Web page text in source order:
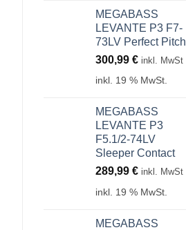
MEGABASS
LEVANTE P3 F7-
73LV Perfect Pitch
300,99 € inkl. MwSt
inkl. 19 % MwSt.
MEGABASS
LEVANTE P3
F5.1/2-74LV
Sleeper Contact
289,99 € inkl. MwSt
inkl. 19 % MwSt.
MEGABASS